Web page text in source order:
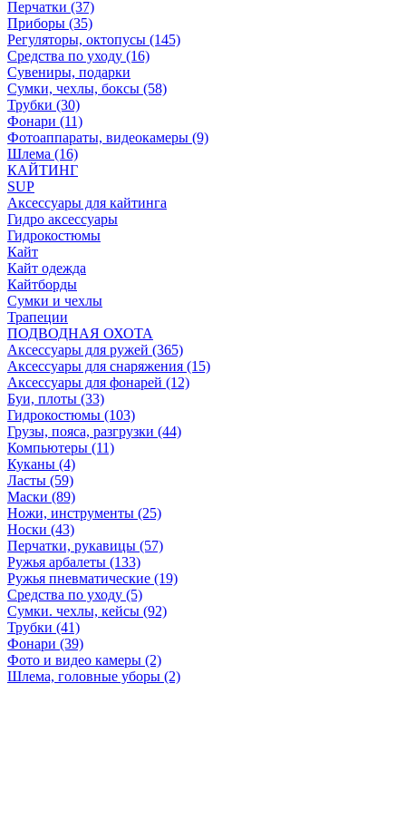
Перчатки (37)
Приборы (35)
Регуляторы, октопусы (145)
Средства по уходу (16)
Сувениры, подарки
Сумки, чехлы, боксы (58)
Трубки (30)
Фонари (11)
Фотоаппараты, видеокамеры (9)
Шлема (16)
КАЙТИНГ
SUP
Аксессуары для кайтинга
Гидро аксессуары
Гидрокостюмы
Кайт
Кайт одежда
Кайтборды
Сумки и чехлы
Трапеции
ПОДВОДНАЯ ОХОТА
Аксессуары для ружей (365)
Аксессуары для снаряжения (15)
Аксессуары для фонарей (12)
Буи, плоты (33)
Гидрокостюмы (103)
Грузы, пояса, разгрузки (44)
Компьютеры (11)
Куканы (4)
Ласты (59)
Маски (89)
Ножи, инструменты (25)
Носки (43)
Перчатки, рукавицы (57)
Ружья арбалеты (133)
Ружья пневматические (19)
Средства по уходу (5)
Сумки. чехлы, кейсы (92)
Трубки (41)
Фонари (39)
Фото и видео камеры (2)
Шлема, головные уборы (2)